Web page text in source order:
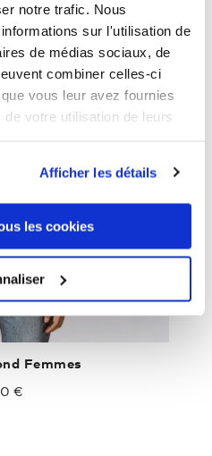
notre trafic. Nous
sur l'utilisation de
de médias sociaux, de
combiner celles-ci
vous leur avez fournies
votre utilisation de leurs
Afficher les détails
les cookies
Femmes
€